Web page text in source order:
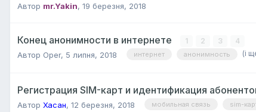
Автор mr.Yakin, 19 березня, 2018
Конец анонимности в интернете 1 2 3 4
Автор Oper, 5 липня, 2018 интернет анонимность (і
Регистрация SIM-карт и идентификация
Автор Хасан, 12 березня, 2018 мобильная связь sim-